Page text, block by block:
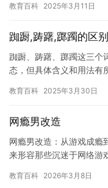
中，还…
教育百科 2025年3月11日
踟蹰,踌躇,踯躅的区
踟蹰、踌躇、踯躅这三个
态，但具体含义和用法有
以做出决…
教育百科 2025年3月30日
网瘾男改造
网瘾男改造：从游戏成瘾
来形容那些沉迷于网络游
至影…
教育百科 2026年3月8日